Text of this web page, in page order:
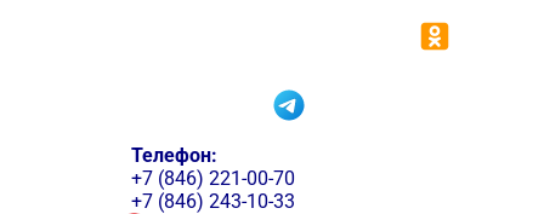
Телефон:
+7 (846) 221-00-70
+7 (846) 243-10-33